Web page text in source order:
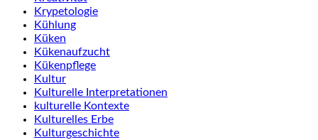
Krypetologie
Kühlung
Küken
Kükenaufzucht
Kükenpflege
Kultur
Kulturelle Interpretationen
kulturelle Kontexte
Kulturelles Erbe
Kulturgeschichte